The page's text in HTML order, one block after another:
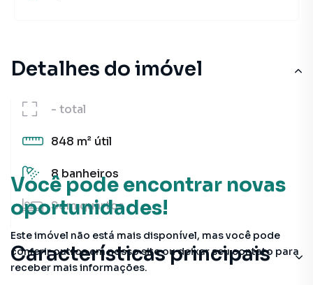
Você pode encontrar novas
oportunidades!
Este imóvel não está mais disponível, mas você pode
conferir outros em nosso site ou deixar seu contato para
receber mais informações.
Detalhes do imóvel
- total
848 m² útil
8 banheiros
Sem quartos
Características principais